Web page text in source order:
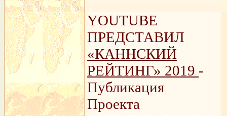
YOUTUBE
ПРЕДСТАВИЛ
«КАННСКИЙ
РЕЙТИНГ» 2019 -
Публикация
Проекта